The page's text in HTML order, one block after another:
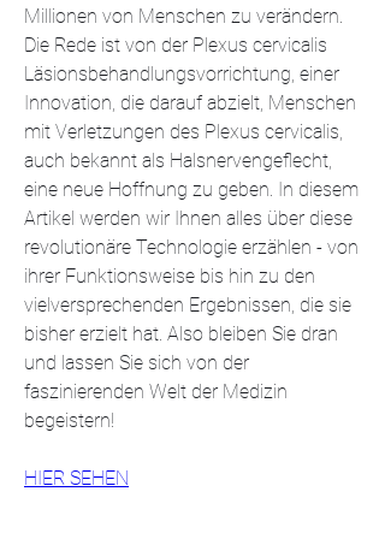
Millionen von Menschen zu verändern.
Die Rede ist von der Plexus cervicalis
Läsionsbehandlungsvorrichtung, einer
Innovation, die darauf abzielt, Menschen
mit Verletzungen des Plexus cervicalis,
auch bekannt als Halsnervengeflecht,
eine neue Hoffnung zu geben. In diesem
Artikel werden wir Ihnen alles über diese
revolutionäre Technologie erzählen - von
ihrer Funktionsweise bis hin zu den
vielversprechenden Ergebnissen, die sie
bisher erzielt hat. Also bleiben Sie dran
und lassen Sie sich von der
faszinierenden Welt der Medizin
begeistern!
HIER SEHEN